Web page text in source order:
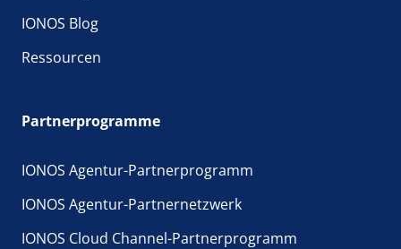
IONOS Blog
Ressourcen
Partnerprogramme
IONOS Agentur-Partnerprogramm
IONOS Agentur-Partnernetzwerk
IONOS Cloud Channel-Partnerprogramm